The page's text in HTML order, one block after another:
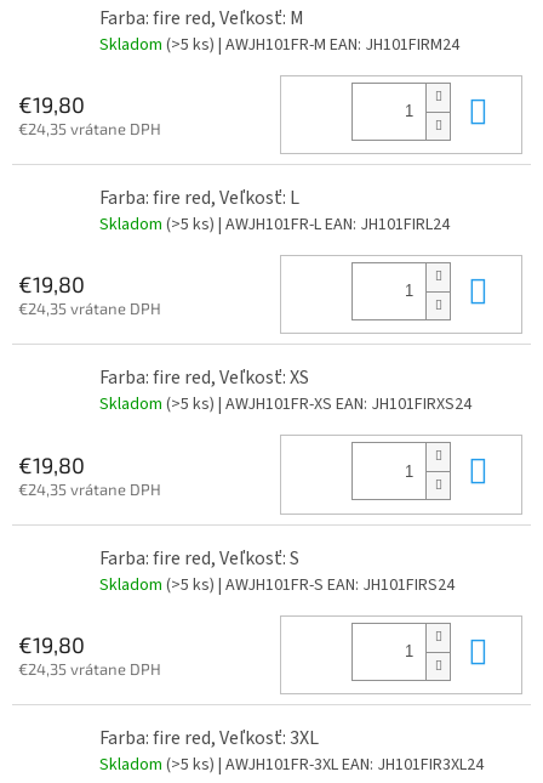
Farba: fire red, Veľkosť: M
Skladom (>5 ks) | AWJH101FR-M EAN: JH101FIRM24
€19,80
€24,35 vrátane DPH
Farba: fire red, Veľkosť: L
Skladom (>5 ks) | AWJH101FR-LEAN: JH101FIRL24
€19,80
€24,35 vrátane DPH
Farba: fire red, Veľkosť: XS
Skladom (>5 ks) | AWJH101FR-XS EAN: JH101FIRXS24
€19,80
€24,35 vrátane DPH
Farba: fire red, Veľkosť: S
Skladom (>5 ks) | AWJH101FR-S EAN: JH101FIRS24
€19,80
€24,35 vrátane DPH
Farba: fire red, Veľkosť: 3XL
Skladom (>5 ks) | AWJH101FR-3XLEAN: JH101FIR3XL24